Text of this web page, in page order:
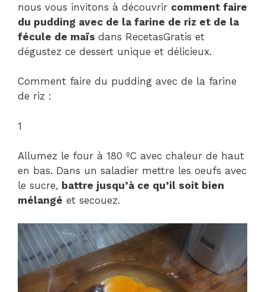
nous vous invitons à découvrir comment faire
du pudding avec de la farine de riz et de la
fécule de maïs dans RecetasGratis et
dégustez ce dessert unique et délicieux.
Comment faire du pudding avec de la farine
de riz :
1
Allumez le four à 180 ºC avec chaleur de haut
en bas. Dans un saladier mettre les oeufs avec
le sucre, battre jusqu’à ce qu’il soit bien
mélangé et secouez.